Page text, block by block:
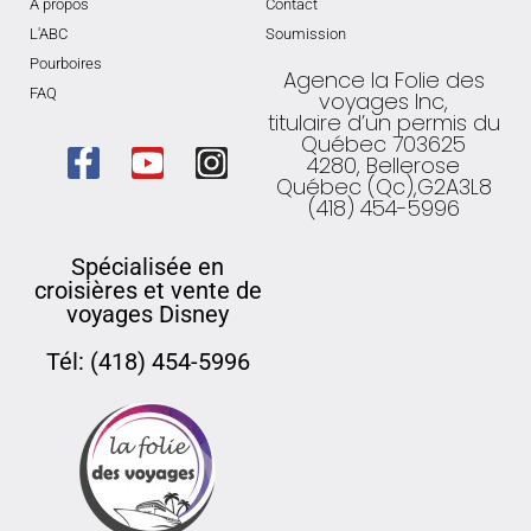
À propos
L'ABC
Pourboires
FAQ
Contact
Soumission
Agence la Folie des
voyages Inc,
titulaire d’un permis du
Québec 703625
4280, Bellerose
Québec (Qc),G2A3L8
(418) 454-5996
Spécialisée en
croisières et vente de
voyages Disney
Tél: (418) 454-5996